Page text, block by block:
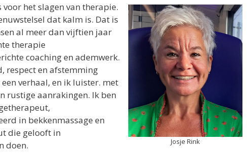
Josje Rink
het slagen van therapie.
dat kalm is. Dat is
al meer dan vijftien jaar
therapie
coaching en ademwerk.
respect en afstemming
verhaal, en ik luister. met
rustige aanrakingen. Ik ben
in bekkenmassage en
die gelooft in
doen.